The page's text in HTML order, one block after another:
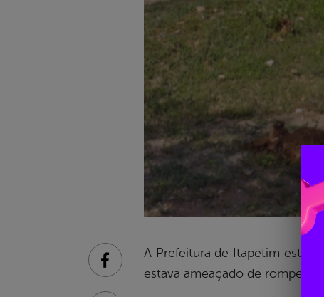
A Prefeitura de Itapetim está
estava ameaçado de romper,
Facebook